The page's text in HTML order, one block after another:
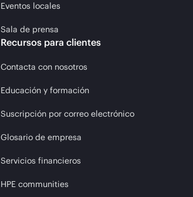
Eventos locales
Sala de prensa
Recursos para clientes
Contacta con nosotros
Educación y formación
Suscripción por correo electrónico
Glosario de empresa
Servicios financieros
HPE communities